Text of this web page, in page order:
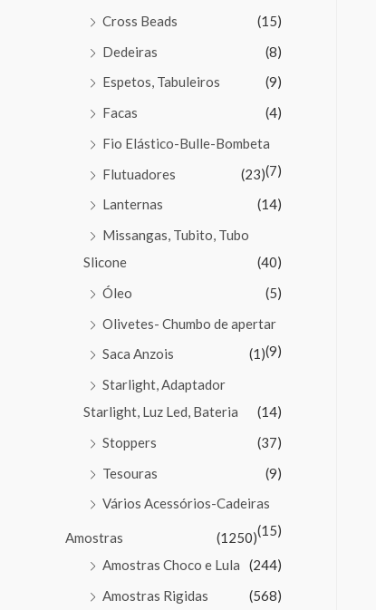
Cross Beads
(15)
Dedeiras
(8)
Espetos, Tabuleiros
(9)
Facas
(4)
Fio Elástico-Bulle-Bombeta
(7)
Flutuadores
(23)
Lanternas
(14)
Missangas, Tubito, Tubo
Slicone
(40)
Óleo
(5)
Olivetes- Chumbo de apertar
(9)
Saca Anzois
(1)
Starlight, Adaptador
Starlight, Luz Led, Bateria
(14)
Stoppers
(37)
Tesouras
(9)
Vários Acessórios-Cadeiras
(15)
Amostras
(1250)
Amostras Choco e Lula
(244)
Amostras Rigidas
(568)